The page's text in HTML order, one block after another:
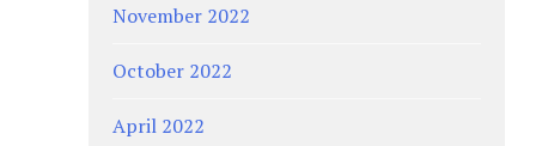
November 2022
October 2022
April 2022